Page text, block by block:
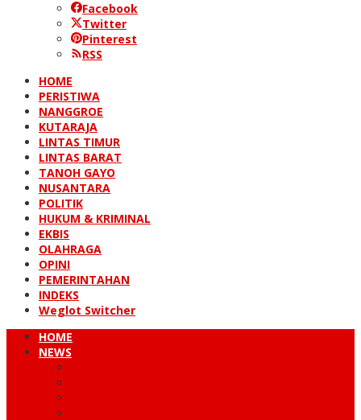
Facebook
Twitter
Pinterest
RSS
HOME
PERISTIWA
NANGGROE
KUTARAJA
LINTAS TIMUR
LINTAS BARAT
TANOH GAYO
NUSANTARA
POLITIK
HUKUM & KRIMINAL
EKBIS
OLAHRAGA
OPINI
PEMERINTAHAN
INDEKS
Weglot Switcher
HOME
NEWS